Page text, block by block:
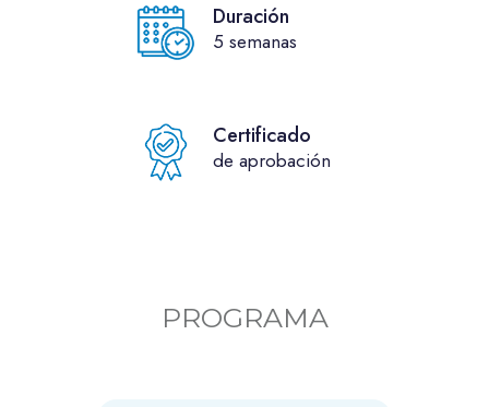
Duración
5 semanas
Certificado
de aprobación
PROGRAMA